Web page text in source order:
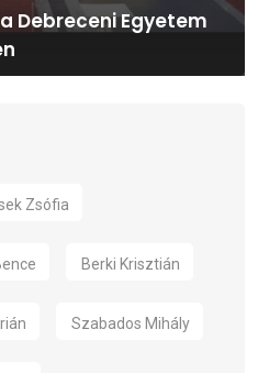
Debreceni Egyetem
Zsófia
Berki Krisztián
Szabados Mihály